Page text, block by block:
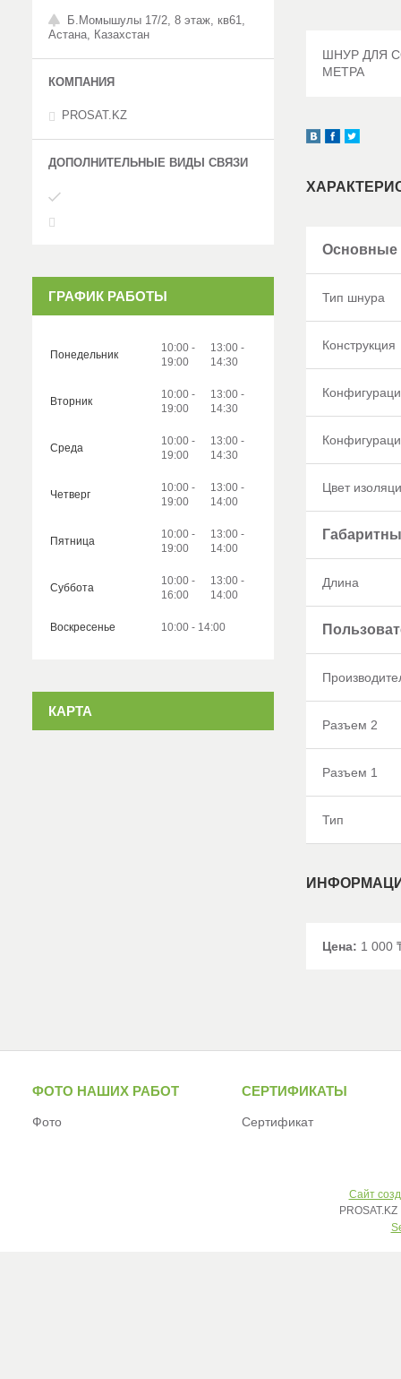
ШНУР ДЛЯ
МЕТРА
Основные
Тип шнура
Конструкция
Цвет
Длина
Разъем 2
Разъем 1
Тип
Цена: 1 000
Б.Момышулы 17/2, 8 этаж, кв61,
Астана, Казахстан
PROSAT.KZ
ГРАФИК РАБОТЫ
Понедельник
10:00
19:00
13:00
14:30
Вторник
10:00
19:00
13:00
14:30
Среда
10:00
19:00
13:00
14:30
Четверг
10:00
19:00
13:00
14:00
Пятница
10:00
19:00
13:00
14:00
Суббота
10:00
16:00
13:00
14:00
Воскресенье 10:00 14:00
КАРТА
ФОТО НАШИХ РАБОТ
Фото
СЕРТИФИКАТЫ
Сертификат
Сайт